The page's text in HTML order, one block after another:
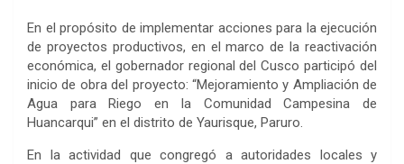
En el propósito de implementar acciones para la ejecución
de proyectos productivos, en el marco de la reactivación
económica, el gobernador regional del Cusco participó del
inicio de obra del proyecto: “Mejoramiento y Ampliación de
Agua para Riego en la Comunidad Campesina de
Huancarqui” en el distrito de Yaurisque, Paruro.
En la actividad que congregó a autoridades locales y